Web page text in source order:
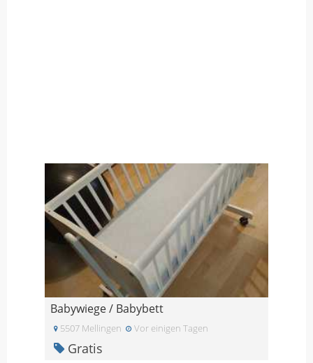
Babywiege / Babybett
5507 Mellingen Vor einigen Tagen
Gratis